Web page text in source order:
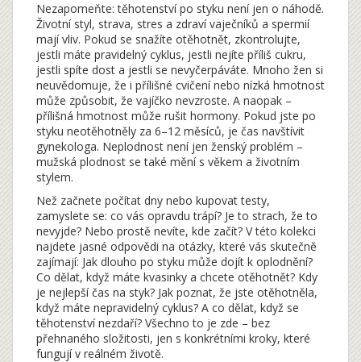
Nezapomeňte: těhotenství po styku není jen o náhodě.
Životní styl, strava, stres a zdraví vaječníků a spermií
mají vliv. Pokud se snažíte otěhotnět, zkontrolujte,
jestli máte pravidelný cyklus, jestli nejíte příliš cukru,
jestli spíte dost a jestli se nevyčerpáváte. Mnoho žen si
neuvědomuje, že i přílišné cvičení nebo nízká hmotnost
může způsobit, že vajíčko nevzroste. A naopak –
přílišná hmotnost může rušit hormony. Pokud jste po
styku neotěhotněly za 6–12 měsíců, je čas navštívit
gynekologa. Neplodnost není jen ženský problém –
mužská plodnost se také mění s věkem a životním
stylem.
Než začnete počítat dny nebo kupovat testy,
zamyslete se: co vás opravdu trápí? Je to strach, že to
nevyjde? Nebo prostě nevíte, kde začít? V této kolekci
najdete jasné odpovědi na otázky, které vás skutečně
zajímají: Jak dlouho po styku může dojít k oplodnění?
Co dělat, když máte kvasinky a chcete otěhotnět? Kdy
je nejlepší čas na styk? Jak poznat, že jste otěhotněla,
když máte nepravidelný cyklus? A co dělat, když se
těhotenství nezdaří? Všechno to je zde – bez
přehnaného složitosti, jen s konkrétními kroky, které
fungují v reálném životě.